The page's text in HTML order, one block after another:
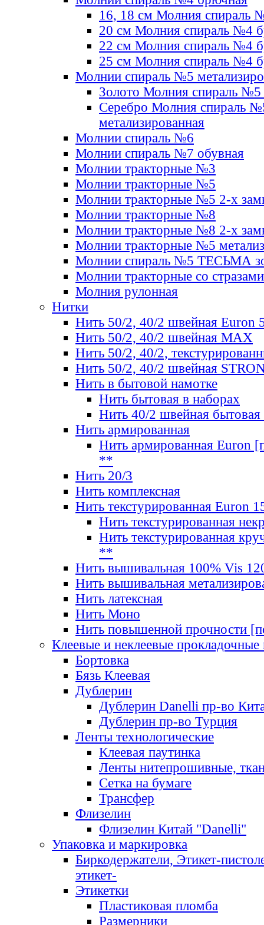
16, 18 см Молния спираль
20 см Молния спираль №4
22 см Молния спираль №4
25 см Молния спираль №4
Молнии спираль №5
Золото Молния спираль №5
Серебро Молния спираль
метализированная
Молнии спираль №6
Молнии спираль №7 обувная
Молнии тракторные №3
Молнии тракторные №5
Молнии тракторные №5 2-х
Молнии тракторные №8
Молнии тракторные №8 2-х
Молнии тракторные №5
Молнии спираль №5 ТЕСЬМА
Молнии тракторные со стразами
Молния рулонная
Нитки
Нить 50/2, 40/2 швейная Euron
Нить 50/2, 40/2 швейная МАХ
Нить 50/2, 40/2,
Нить 50/2, 40/2 швейная
Нить в бытовой намотке
Нить бытовая в наборах
Нить 40/2 швейная бытовая
Нить армированная
Нить армированная Euron
**
Нить 20/3
Нить комплексная
Нить текстурированная Euron
Нить текстурированная
Нить текстурированная
**
Нить вышивальная 100% Vis
Нить вышивальная
Нить латексная
Нить Моно
Нить повышенной прочности
Клеевые и неклеевые прокладочные
Бортовка
Бязь Клеевая
Дублерин
Дублерин Danelli пр-во
Дублерин пр-во Турция
Ленты технологические
Клеевая паутинка
Ленты нитепрошивные,
Сетка на бумаге
Трансфер
Флизелин
Флизелин Китай "Danelli"
Упаковка и маркировка
Биркодержатели, Этикет-
этикет-
Этикетки
Пластиковая пломба
Размерники